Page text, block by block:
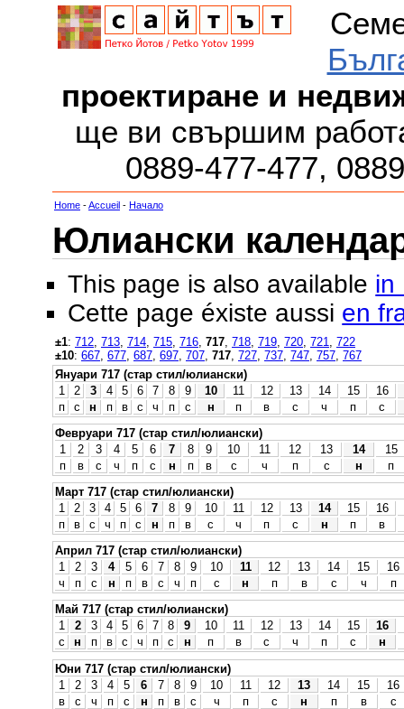
проектиране и
ще ви свършим
0889-477-477,
Home -Accueil - Начало
Юлиански
This page is also available in
Cette page éxiste aussi en
±1: 712 713 714 715 716 717 718 719 720 721
722
±10: 667 677 687 697 707 717 727 737 747 757 767
Януари 717 (стар стил/юлиански)
1
2 3 4 5 6 7 8 9 10 11 12 13 14 15
16
п
с н п в с ч п с н п в с ч п
с
Февруари 717 (стар стил/юлиански)
1
2 3 4 5 6 7 8 9 10 11 12 13 14
15
п
в с ч п с н п в с ч п с н
п
Март 717 (стар стил/юлиански)
1
2 3 4 5 6 7 8 9 10 11 12 13 14 15
16
п
в с ч п с н п в с ч п с н п
в
Април 717 (стар стил/юлиански)
1
2 3 4 5 6 7 8 9 10 11 12 13 14 15
16
ч
п с н п в с ч п с н п в с ч
п
Май 717 (стар стил/юлиански)
1
2 3 4 5 6 7 8 9 10 11 12 13 14 15
16
с
н п в с ч п с н п в с ч п с
н
Юни 717 (стар стил/юлиански)
1
2 3 4 5 6 7 8 9 10 11 12 13 14 15
16
в
с ч п с н п в с ч п с н п в
с